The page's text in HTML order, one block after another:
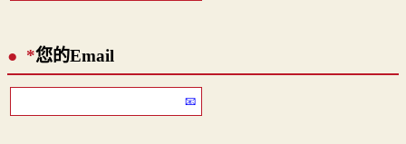
*您的Email